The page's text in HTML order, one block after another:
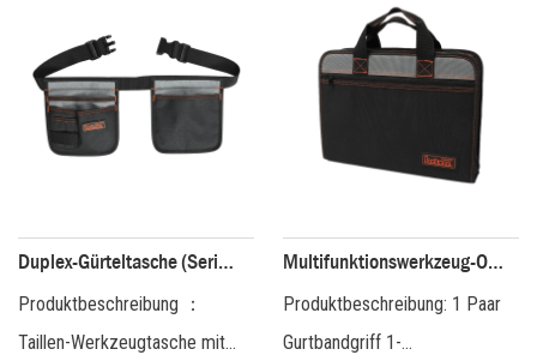
Duplex-Gürteltasche (Serie 200, Schwarz/Grau) JKB-39319
：
mit
Multifunktionswerkzeug-Ordnerpaket (Serie 200) JKB-81719
Produktbeschreibung: 1 Paar
Gurtbandgriff 1-